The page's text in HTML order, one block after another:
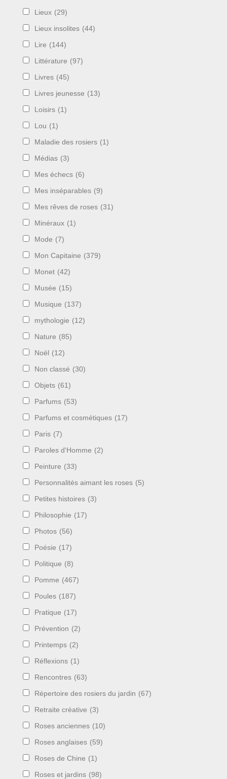
Lieux (29)
Lieux insolites (44)
Lire (144)
Littérature (97)
Livres (45)
Livres jeunesse (13)
Loisirs (1)
Lou (1)
Maladie des rosiers (1)
Médias (3)
Mes échecs (6)
Mes inséparables (9)
Mes rêves de roses (31)
Minéraux (1)
Mode (7)
Mon Capitaine (379)
Monet (42)
Musée (15)
Musique (137)
mythologie (12)
Nature (85)
Noël (12)
Non classé (30)
Objets (61)
Parfums (53)
Parfums et cosmétiques (17)
Paris (7)
Paroles d'Homme (2)
Peinture (33)
Personnalités aimant les roses (5)
Petites histoires (3)
Philosophie (17)
Photos (56)
Poésie (17)
Politique (8)
Pomme (467)
Poules (187)
Pratique (17)
Prévention (2)
Printemps (2)
Réflexions (1)
Rencontres (63)
Répertoire des rosiers du jardin (67)
Retraite créative (3)
Roses anciennes (10)
Roses anglaises (59)
Roses de Chine (1)
Roses et jardins (98)